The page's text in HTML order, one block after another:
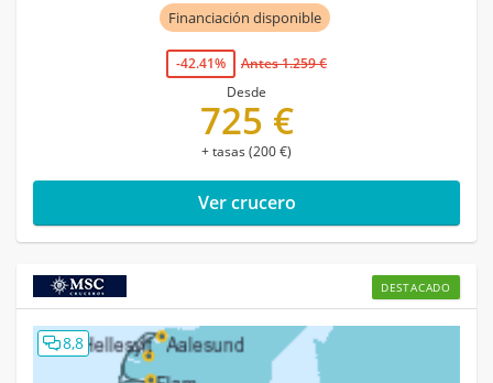
Financiación disponible
-42.41%
Antes 1.259 €
Desde
725 €
+ tasas (200 €)
Ver crucero
DESTACADO
8,8